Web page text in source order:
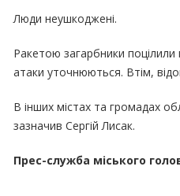
Люди неушкоджені.
Ракетою загарбники
атаки уточнюються. Втім,
В інших містах та громадах
зазначив Сергій Лисак.
Прес-служба міського